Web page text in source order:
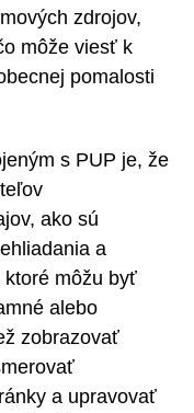
zdrojov,
môže viesť k
pomalosti
s PUP je, že
ako sú
a
ktoré môžu byť
alebo
zobrazovať
a upravovať